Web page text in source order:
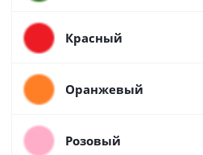
Красный
Оранжевый
Розовый